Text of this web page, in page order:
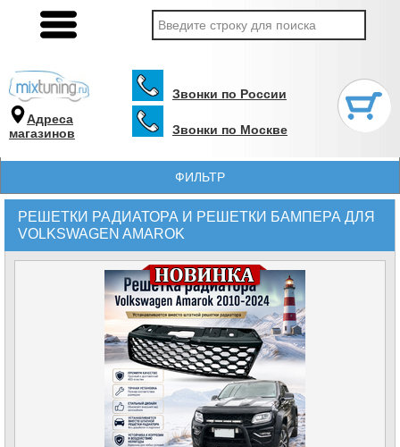
Адреса
магазинов
Звонки по России
Звонки по Москве
ФИЛЬТР
РЕШЕТКИ РАДИАТОРА И РЕШЕТКИ БАМПЕРА ДЛЯ
VOLKSWAGEN AMAROK